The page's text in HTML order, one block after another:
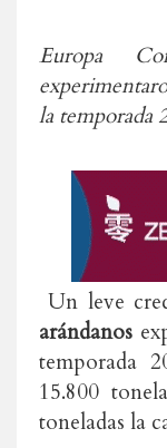
Europa
la temporada
Un leve
arándanos
temporada
15.800
toneladas la